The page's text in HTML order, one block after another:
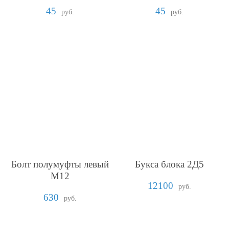
45
руб.
45
руб.
Болт полумуфты левый
М12
630
руб.
Букса блока 2Д5
12100
руб.